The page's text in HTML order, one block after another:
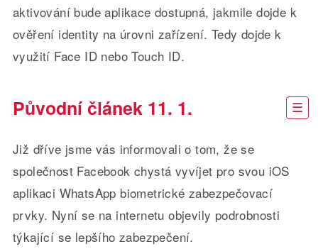
aktivování bude aplikace dostupná, jakmile dojde k
ověření identity na úrovni zařízení. Tedy dojde k
využití Face ID nebo Touch ID.
Původní článek 11. 1.
Již dříve jsme vás informovali o tom, že se
společnost Facebook chystá vyvíjet pro svou iOS
aplikaci WhatsApp biometrické zabezpečovací
prvky. Nyní se na internetu objevily podrobnosti
týkající se lepšího zabezpečení.